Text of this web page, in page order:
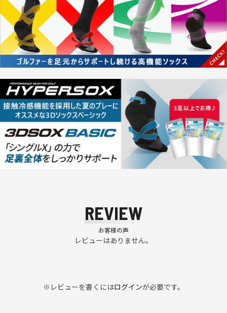
REVIEW
お客様の声
レビューはありません。
※レビューを書くにはログインが必要です。